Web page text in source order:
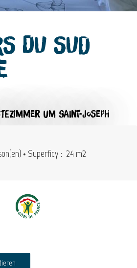
du Sud
UM SAINT-JOSEPH
• Superficy : 24 m2